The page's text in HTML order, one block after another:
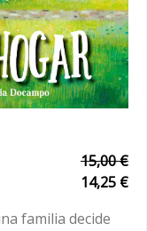
15,00 €
14,25 €
familia decide